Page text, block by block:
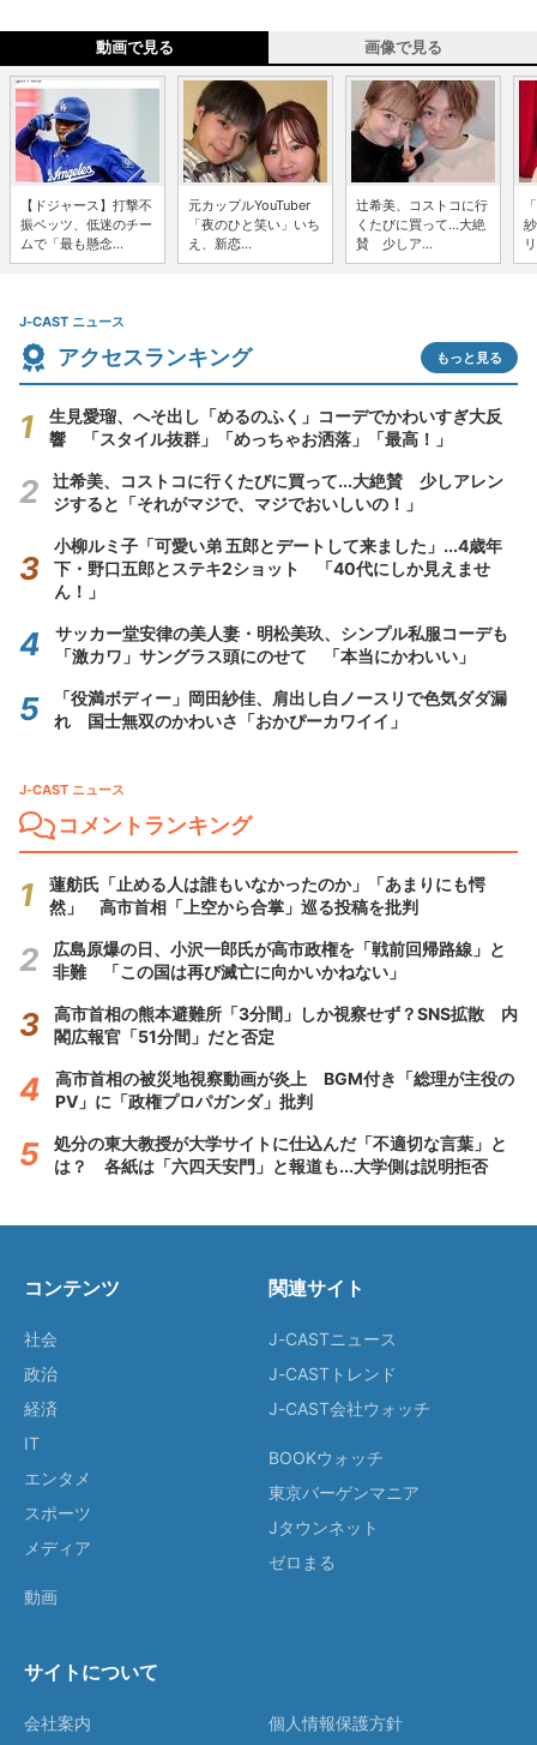
動画で見る 画像で見る
【ドジャース】打撃不
振ベッツ、低迷のチー
ムで「最も懸念...
元カップルYouTuber
「夜のひと笑い」いち
え、新恋...
辻希美、コストコに行
くたびに買って...大絶
賛 少しア...
J-CAST ニュース
アクセスランキング もっと見る
生見愛瑠、へそ出し「めるのふく」コーデでかわいすぎ大反
響 「スタイル抜群」「めっちゃお洒落」「最高！」
辻希美、コストコに行くたびに買って...大絶賛 少しアレン
ジすると「それがマジで、マジでおいしいの！」
小柳ルミ子「可愛い弟 五郎とデートして来ました」...4歳年
下・野口五郎とステキ2ショット 「40代にしか見えませ
ん！」
サッカー堂安律の美人妻・明松美玖、シンプル私服コーデも
「激カワ」サングラス頭にのせて 「本当にかわいい」
「役満ボディー」岡田紗佳、肩出し白ノースリで色気ダダ漏
れ 国士無双のかわいさ「おかぴーカワイイ」
J-CAST ニュース
コメントランキング
蓮舫氏「止める人は誰もいなかったのか」「あまりにも愕
然」 高市首相「上空から合掌」巡る投稿を批判
広島原爆の日、小沢一郎氏が高市政権を「戦前回帰路線」と
非難 「この国は再び滅亡に向かいかねない」
高市首相の熊本避難所「3分間」しか視察せず？SNS拡散 内
閣広報官「51分間」だと否定
高市首相の被災地視察動画が炎上 BGM付き「総理が主役の
PV」に「政権プロパガンダ」批判
処分の東大教授が大学サイトに仕込んだ「不適切な言葉」と
は？ 各紙は「六四天安門」と報道も...大学側は説明拒否
コンテンツ
社会
政治
経済
IT
エンタメ
スポーツ
メディア
動画
関連サイト
J-CASTニュース
J-CASTトレンド
J-CAST会社ウォッチ
BOOKウォッチ
東京バーゲンマニア
Jタウンネット
ゼロまる
サイトについて
会社案内 個人情報保護方針